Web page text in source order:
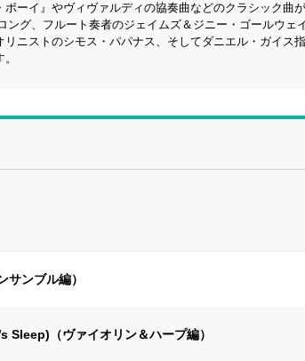
ーイ』やヴィヴァルディの協奏曲などのクラシック曲
グ、フルート奏者のジェイムズ＆ジニー・ゴールウェ
ニストのシモス・パパナス、そしてダニエル・ガイス
ンブル編）
（ヴァイオリン＆ハープ編）